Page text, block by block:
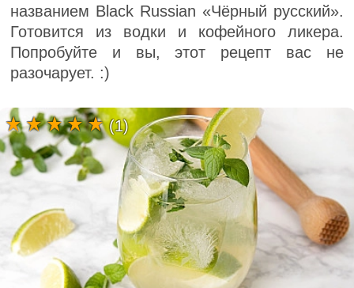
названием Black Russian «Чёрный русский».
Готовится из водки и кофейного ликера.
Попробуйте и вы, этот рецепт вас не
разочарует. :)
(1)